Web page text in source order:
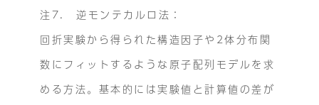
注7. 逆モンテカルロ法：
回折実験から得られた構造因子や2体分布関
数にフィットするような原子配列モデルを求
める方法。基本的には実験値と計算値の差が